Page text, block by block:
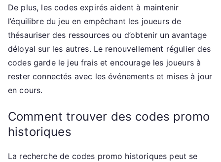
De plus, les codes expirés aident à maintenir
l’équilibre du jeu en empêchant les joueurs de
thésauriser des ressources ou d’obtenir un avantage
déloyal sur les autres. Le renouvellement régulier des
codes garde le jeu frais et encourage les joueurs à
rester connectés avec les événements et mises à jour
en cours.
Comment trouver des codes promo
historiques
La recherche de codes promo historiques peut se